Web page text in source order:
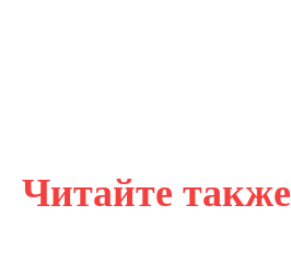
Читайте также